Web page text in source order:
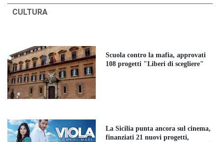
CULTURA
Scuola contro la mafia, approvati
108 progetti "Liberi di scegliere"
La Sicilia punta ancora sul cinema,
finanziati 21 nuovi progetti,